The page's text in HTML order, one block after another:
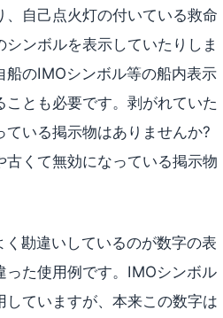
、自己点火灯の付いている救命
ンボルを表示していたりしま
船のIMOシンボル等の船内表示
とも必要です。剥がれていた
ている掲示物はありませんか?
くて無効になっている掲示物
勘違いしているのが数字の表
った使用例です。IMOシンボル
ていますが、本来この数字は